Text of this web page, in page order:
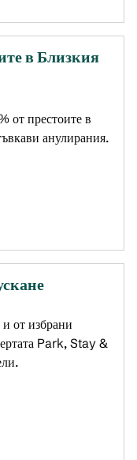
в Близкия
от престоите в
анулирания.
от избрани
Park, Stay &